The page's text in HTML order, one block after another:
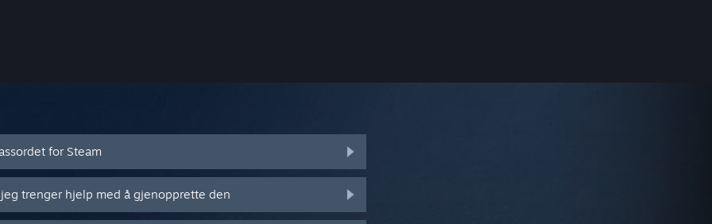
for Steam
trenger hjelp med å gjenopprette den